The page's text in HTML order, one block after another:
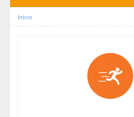
Inicio